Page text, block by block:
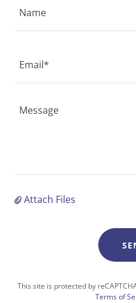
Name
Email*
Attach Files
This site is protected by
Terms of